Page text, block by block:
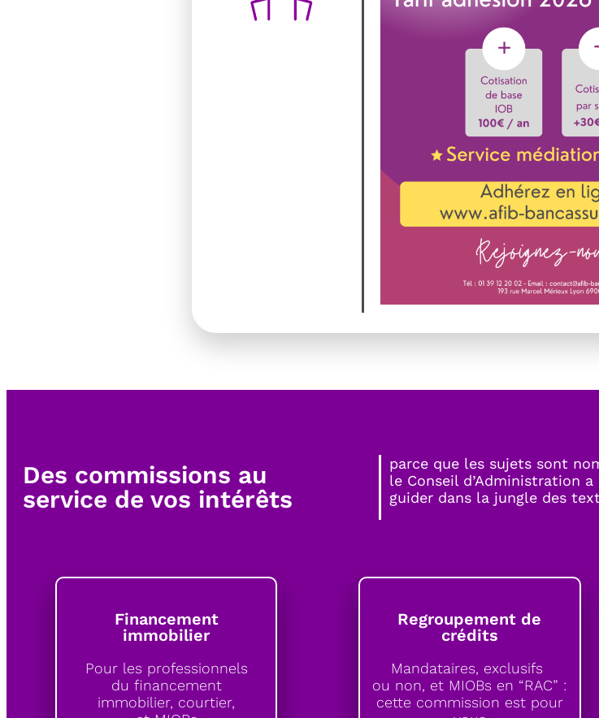
Des commissions au
service de vos intérêts
parce que les sujets sont
le Conseil d’Administration
guider dans la jungle des
Financement
immobilier
Pour les professionnels
du financement
immobilier, courtier,
Regroupement de
crédits
Mandataires, exclusifs
ou non, et MIOBs en “RAC” :
cette commission est pour